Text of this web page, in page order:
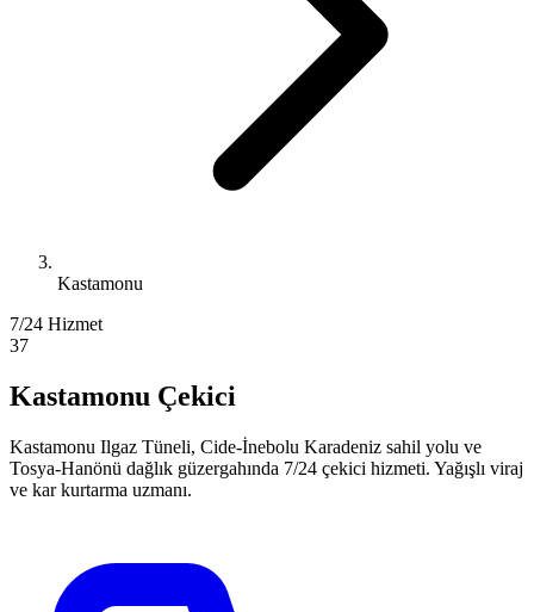
Kastamonu
7/24 Hizmet
37
Kastamonu Çekici
Kastamonu Ilgaz Tüneli, Cide-İnebolu Karadeniz sahil yolu ve
Tosya-Hanönü dağlık güzergahında 7/24 çekici hizmeti. Yağışlı viraj
ve kar kurtarma uzmanı.